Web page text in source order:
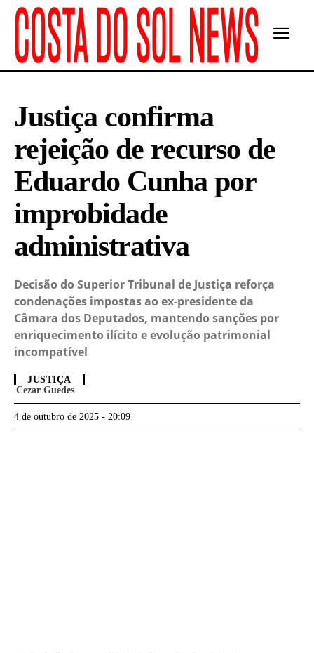
Justiça confirma
rejeição de recurso de
Eduardo Cunha por
improbidade
administrativa
Decisão do Superior Tribunal de Justiça reforça
condenações impostas ao ex-presidente da
Câmara dos Deputados, mantendo sanções por
enriquecimento ilícito e evolução patrimonial
incompatível
JUSTIÇA
Cezar Guedes
4 de outubro de 2025 - 20:09